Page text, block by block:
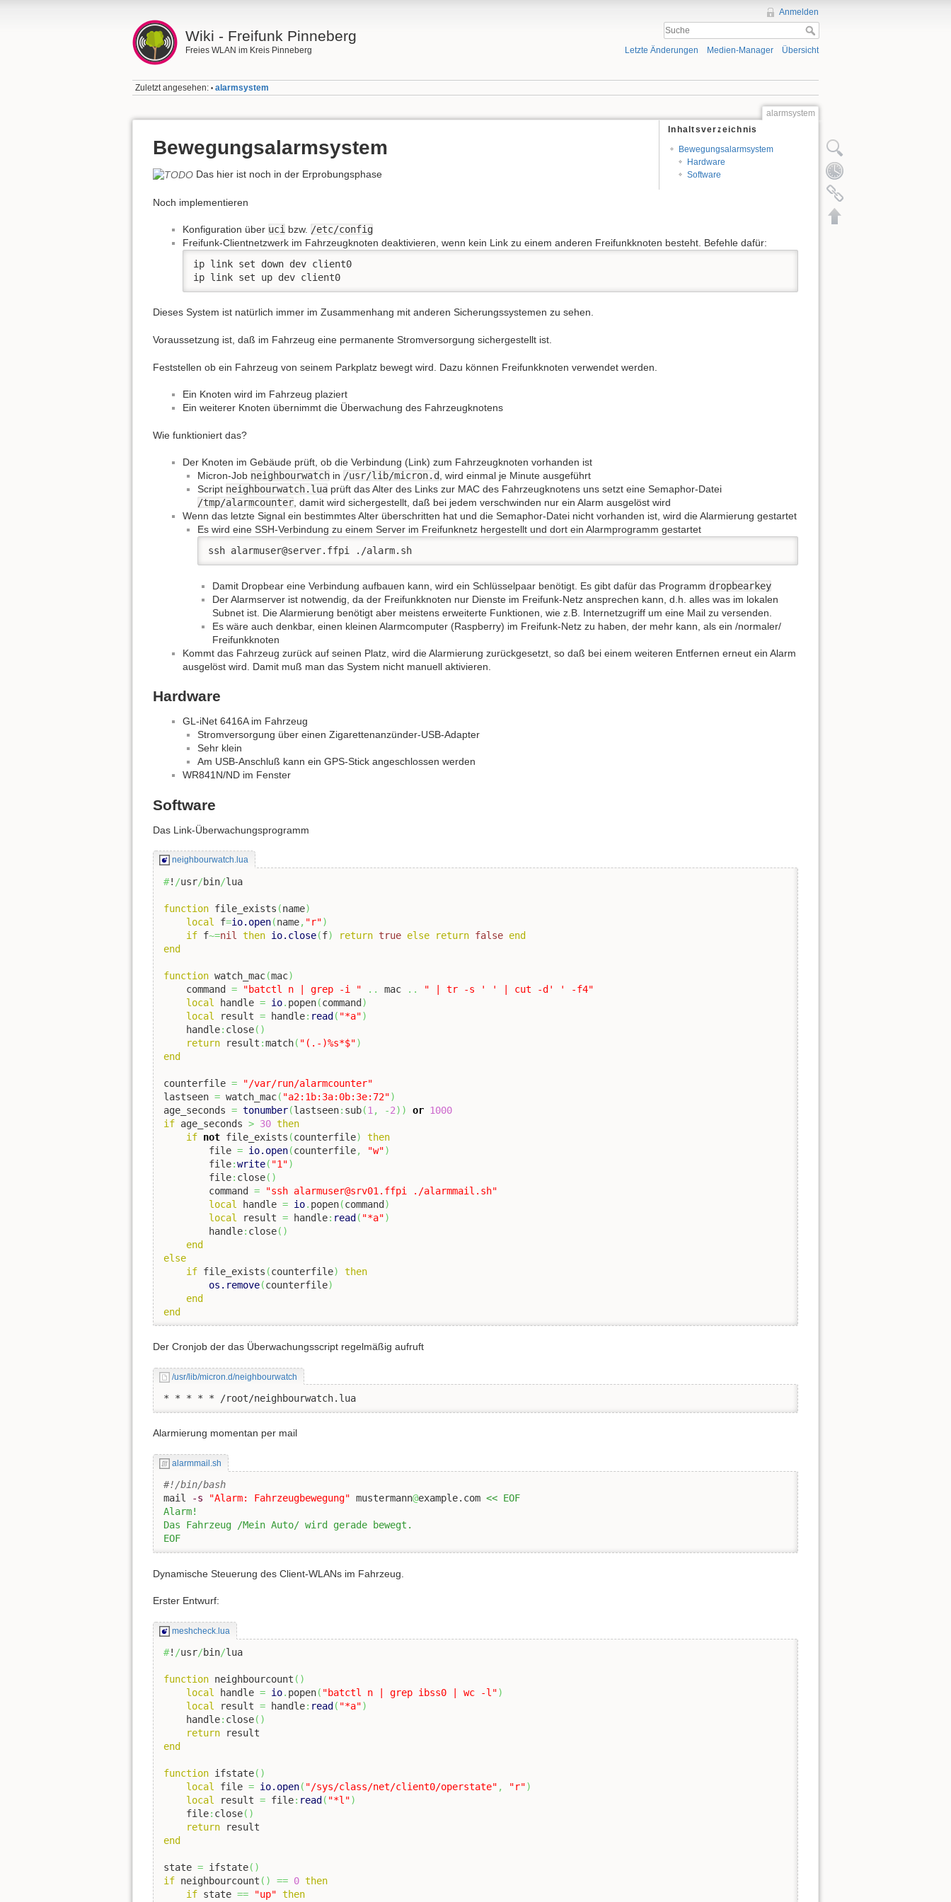
Wiki - Freifunk Pinneberg
Freies WLAN im Kreis Pinneberg
Anmelden
Letzte Änderungen Medien-Manager Übersicht
Zuletzt angesehen: • alarmsystem
alarmsystem
Inhaltsverzeichnis
Bewegungsalarmsystem
Hardware
Software
Bewegungsalarmsystem
Das hier ist noch in der Erprobungsphase
Noch implementieren
Konfiguration über uci bzw. /etc/config
Freifunk-Clientnetzwerk im Fahrzeugknoten deaktivieren, wenn kein Link zu einem anderen Freifunkknoten besteht. Befehle dafür:
ip link set down dev client0
ip link set up dev client0
Dieses System ist natürlich immer im Zusammenhang mit anderen Sicherungssystemen zu sehen.
Voraussetzung ist, daß im Fahrzeug eine permanente Stromversorgung sichergestellt ist.
Feststellen ob ein Fahrzeug von seinem Parkplatz bewegt wird. Dazu können Freifunkknoten verwendet werden.
Ein Knoten wird im Fahrzeug plaziert
Ein weiterer Knoten übernimmt die Überwachung des Fahrzeugknotens
Wie funktioniert das?
Der Knoten im Gebäude prüft, ob die Verbindung (Link) zum Fahrzeugknoten vorhanden ist
Micron-Job neighbourwatch in /usr/lib/micron.d, wird einmal je Minute ausgeführt
Script neighbourwatch.lua prüft das Alter des Links zur MAC des Fahrzeugknotens uns setzt eine Semaphor-Datei
/tmp/alarmcounter, damit wird sichergestellt, daß bei jedem verschwinden nur ein Alarm ausgelöst wird
Wenn das letzte Signal ein bestimmtes Alter überschritten hat und die Semaphor-Datei nicht vorhanden ist, wird die Alarmierung gestartet
Es wird eine SSH-Verbindung zu einem Server im Freifunknetz hergestellt und dort ein Alarmprogramm gestartet
ssh alarmuser@server.ffpi ./alarm.sh
Damit Dropbear eine Verbindung aufbauen kann, wird ein Schlüsselpaar benötigt. Es gibt dafür das Programm dropbearkey
Der Alarmserver ist notwendig, da der Freifunkknoten nur Dienste im Freifunk-Netz ansprechen kann, d.h. alles was im lokalen
Subnet ist. Die Alarmierung benötigt aber meistens erweiterte Funktionen, wie z.B. Internetzugriff um eine Mail zu versenden.
Es wäre auch denkbar, einen kleinen Alarmcomputer (Raspberry) im Freifunk-Netz zu haben, der mehr kann, als ein /normaler/
Freifunkknoten
Kommt das Fahrzeug zurück auf seinen Platz, wird die Alarmierung zurückgesetzt, so daß bei einem weiteren Entfernen erneut ein Alarm
ausgelöst wird. Damit muß man das System nicht manuell aktivieren.
Hardware
GL-iNet 6416A im Fahrzeug
Stromversorgung über einen Zigarettenanzünder-USB-Adapter
Sehr klein
Am USB-Anschluß kann ein GPS-Stick angeschlossen werden
WR841N/ND im Fenster
Software
Das Link-Überwachungsprogramm
neighbourwatch.lua
#! /usr/bin/lua
function file_exists (name)
local
f=io.open(name, "r")
if f~=nil then io.close(f) return true else return false end
end
function watch_mac(mac)
    command
= "batctl n | grep -i " .. mac ..
" | tr -s ' ' | cut -d' ' -f4"
local
handle = io. popen(command )
local
result = handle: read ( "*a")
    handle
: close( )
return result :match( "(.-)%s*$")
end
counterfile =
"/var/run/alarmcounter"
lastseen = watch_mac( "a2:1b:3a:0b:3e:72")
age_seconds = tonumber(lastseen: sub(1 , -2) ) or 1000
if age_seconds > 30 then
if not file_exists (counterfile)
then
        file
= io.open(counterfile, "w")
        file
:write( "1")
        file
: close( )
        command
=
"ssh alarmuser@srv01.ffpi ./alarmmail.sh"
local
handle = io. popen(command )
local
result = handle: read ( "*a")
        handle
: close( )
end
else
if file_exists (counterfile)
then
os.remove(counterfile)
end
end
Der Cronjob der das Überwachungsscript regelmäßig aufruft
/usr/lib/micron.d/neighbourwatch
* * * * * /root/neighbourwatch.lua
Alarmierung momentan per mail
alarmmail.sh
#!/bin/bash
mail
-s "Alarm: Fahrzeugbewegung" mustermann@example.com << EOF
Alarm!
Das Fahrzeug /Mein Auto/ wird gerade bewegt.
EOF
Dynamische Steuerung des Client-WLANs im Fahrzeug.
Erster Entwurf:
meshcheck.lua
#! /usr/bin/lua
function neighbourcount ( )
local handle = io. popen( "batctl n | grep ibss0 | wc -l")
local result = handle: read ( "*a")
    handle
: close( )
return
end
function ifstate( )
local file = io.open( "/sys/class/net/client0/operstate" , "r")
local result = file: read ( "*l")
    file
: close( )
return
end
state = ifstate( )
if neighbourcount ( ) == 0 then
if state == "up" then